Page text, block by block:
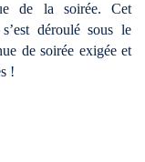
de la soirée. Cet
déroulé sous le
de soirée exigée et
!